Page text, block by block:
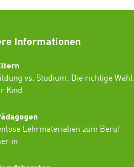
Informationen
vs. Studium: Die richtige Wahl
Kind
Lehrmaterialien zum Beruf